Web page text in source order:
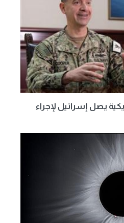
يصل إسرائيل لإجراء